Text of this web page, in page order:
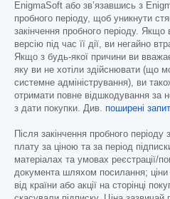
EnigmaSoft або зв’язавшись з
пробного періоду, щоб уникнути
закінчення пробного періоду.
версію під час її дії, ви негайно
Якщо з будь-якої причини ви
яку ви не хотіли здійснювати (що
системне адміністрування), ви
отримати повне відшкодування за
з дати покупки. Див. поширені
Після закінчення пробного
плату за ціною та за період
матеріалах та умовах реєстрації/
документа шляхом посилання; ціни
від країни або акції на сторінці